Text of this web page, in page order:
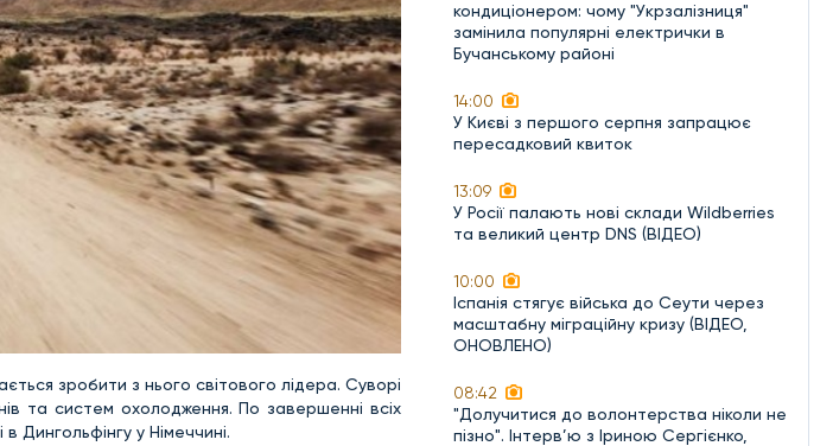
зробити з нього світового лідера. Суворі
та систем охолодження. По завершенні всіх
Дингольфінгу у Німеччині.
кондиціонером: чому "Укрзалізниця"
замінила популярні електрички в
Бучанському районі
14:00
У Києві з першого серпня запрацює
пересадковий квиток
13:09
У Росії палають нові склади Wildberries
та великий центр DNS (ВІДЕО)
10:00
Іспанія стягує війська до Сеути через
масштабну міграційну кризу (ВІДЕО,
ОНОВЛЕНО)
08:42
"Долучитися до волонтерства ніколи не
пізно". Інтерв’ю з Іриною Сергієнко,